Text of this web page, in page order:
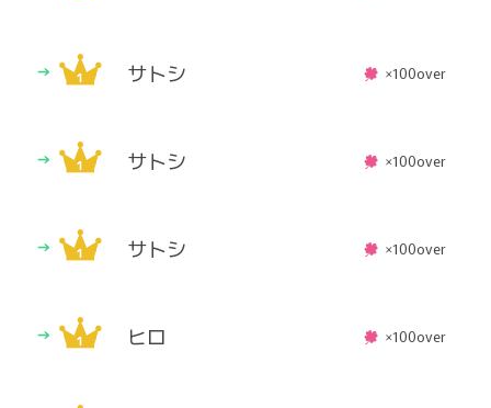
サトシ ×100over
サトシ ×100over
サトシ ×100over
ヒロ ×100over